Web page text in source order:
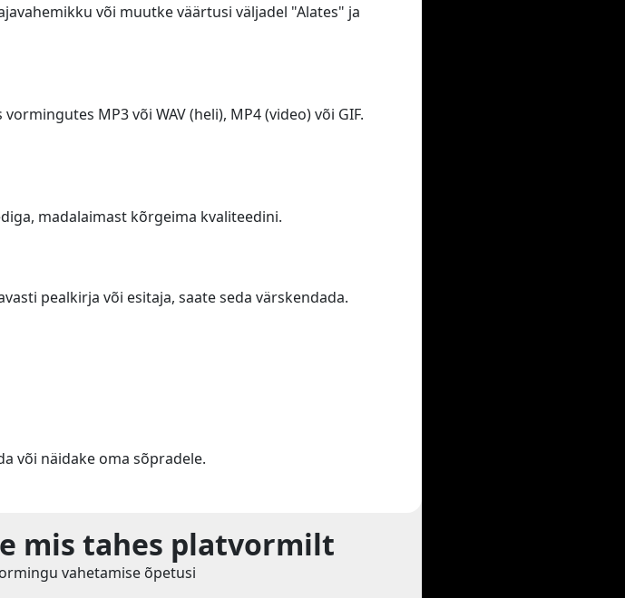
või muutke väärtusi väljadel "Alates" ja
MP3 või WAV (heli), MP4 (video) või GIF.
madalaimast kõrgeima kvaliteedini.
pealkirja või esitaja, saate seda värskendada.
või näidake oma sõpradele.
mis tahes platvormilt
vahetamise õpetusi